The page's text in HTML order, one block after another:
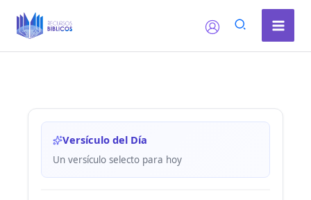
Versículo del Día
Un versículo selecto para hoy